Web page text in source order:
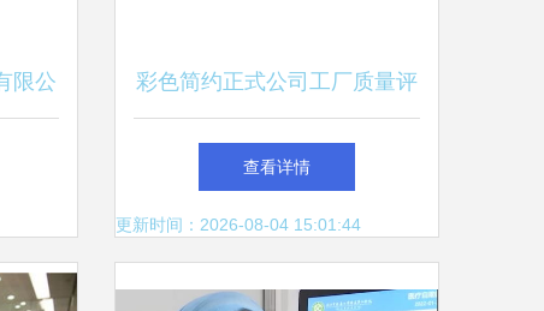
限公
业
彩色简约正式公司工厂质量评
定标准与质量检查Word模板
查看详情
更新时间：2026-08-04 15:01:44